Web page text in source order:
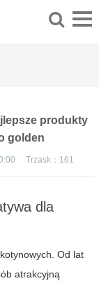
produkty
golden
Trzask： 161
dla
Od lat
atrakcyjną